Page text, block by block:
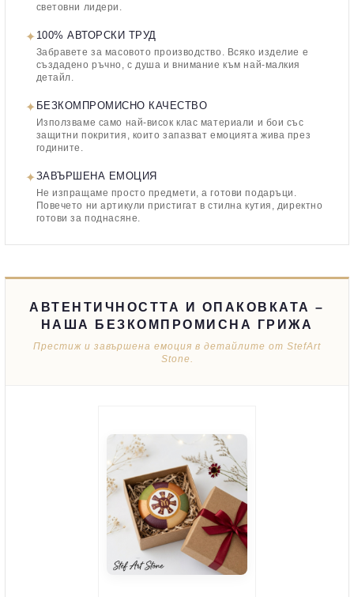
световни лидери.
✦ 100% АВТОРСКИ ТРУД
Забравете за масовото производство. Всяко изделие е
създадено ръчно, с душа и внимание към най-малкия
детайл.
✦ БЕЗКОМПРОМИСНО КАЧЕСТВО
Използваме само най-висок клас материали и бои със
защитни покрития, които запазват емоцията жива през
годините.
✦ЗАВЪРШЕНА ЕМОЦИЯ
Не изпращаме просто предмети, а готови подаръци.
Повечето ни артикули пристигат в стилна кутия, директно
готови за поднасяне.
АВТЕНТИЧНОСТТА И ОПАКОВКАТА –
НАША БЕЗКОМПРОМИСНА ГРИЖА
Престиж и завършена емоция в детайлите от StefArt
Stone.